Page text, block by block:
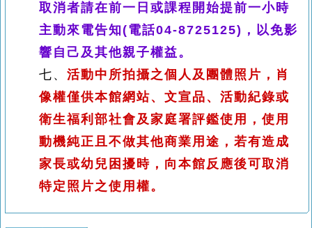
取消者請在前一日或課程開始提前一小時
主動來電告知(電話04-8725125)，以免影
響自己及其他親子權益。
七、 活動中所拍攝之個人及團體照片，肖
像權僅供本館網站、文宣品、活動紀錄或
衛生福利部社會及家庭署評鑑使用，使用
動機純正且不做其他商業用途，若有造成
家長或幼兒困擾時，向本館反應後可取消
特定照片之使用權。